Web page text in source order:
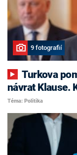
9 fotografií
Turkova pomsta, nekonfliktní Havlíček i
návrat Klause.
Téma: Politika